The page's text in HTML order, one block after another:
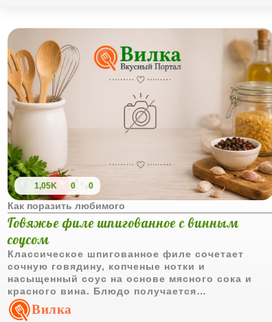
1,05K 0 0
Как поразить любимого
Говяжье филе шпигованное с винным
соусом
Классическое шпигованное филе сочетает
сочную говядину, копченые нотки и
насыщенный соус на основе мясного сока и
красного вина. Блюдо получается
выразительным и хорошо подходит как для
семейного ужина, так и для праздничного
Вилка